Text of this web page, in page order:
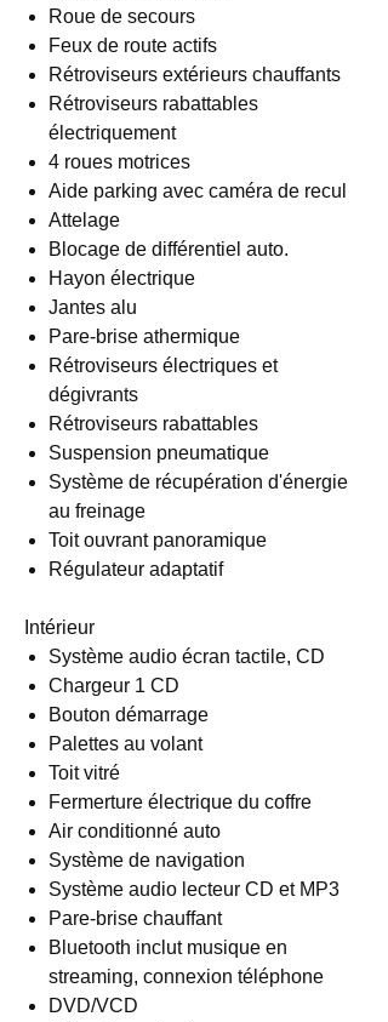
Roue de secours
Feux de route actifs
Rétroviseurs extérieurs chauffants
Rétroviseurs rabattables
électriquement
4 roues motrices
Aide parking avec caméra de recul
Attelage
Blocage de différentiel auto.
Hayon électrique
Jantes alu
Pare-brise athermique
Rétroviseurs électriques et
dégivrants
Rétroviseurs rabattables
Suspension pneumatique
Système de récupération d'énergie
au freinage
Toit ouvrant panoramique
Régulateur adaptatif
Intérieur
Système audio écran tactile, CD
Chargeur 1 CD
Bouton démarrage
Palettes au volant
Toit vitré
Fermerture électrique du coffre
Air conditionné auto
Système de navigation
Système audio lecteur CD et MP3
Pare-brise chauffant
Bluetooth inclut musique en
streaming, connexion téléphone
DVD/VCD